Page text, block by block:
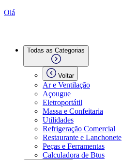
Olá
Todas as Categorias
Voltar
Ar e Ventilação
Açougue
Eletroportátil
Massa e Confeitaria
Utilidades
Refrigeração Comercial
Restaurante e Lanchonete
Peças e Ferramentas
Calculadora de Btus